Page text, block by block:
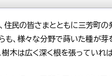
民の皆さまとともに三芳町の
、様々な分野で蒔いた種が芽
樹木は広く深く根を張ってい